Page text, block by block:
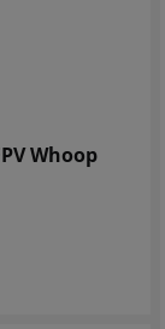
Whoop